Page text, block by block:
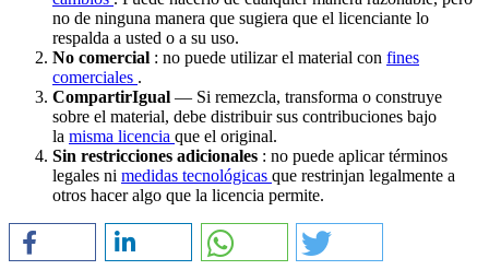
no de ninguna manera que sugiera que el licenciante lo
respalda a usted o a su uso.
No comercial : no puede utilizar el material con fines
comerciales .
CompartirIgual — Si remezcla, transforma o construye
sobre el material, debe distribuir sus contribuciones bajo
la misma licencia que el original.
Sin restricciones adicionales : no puede aplicar términos
legales ni medidas tecnológicas que restrinjan legalmente a
otros hacer algo que la licencia permite.